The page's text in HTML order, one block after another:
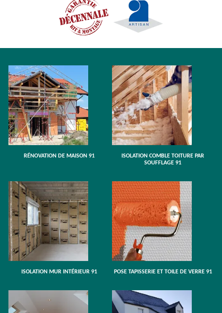
RÉNOVATION DE MAISON 91
ISOLATION COMBLE TOITURE PAR
SOUFFLAGE 91
ISOLATION MUR INTÉRIEUR 91 POSE TAPISSERIE ET TOILE DE VERRE 91